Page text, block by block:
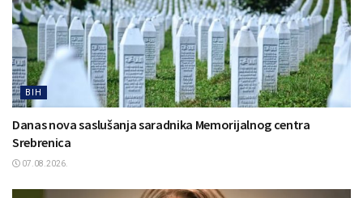
BIH
Danas nova saslušanja saradnika Memorijalnog centra
Srebrenica
07.08.2026.